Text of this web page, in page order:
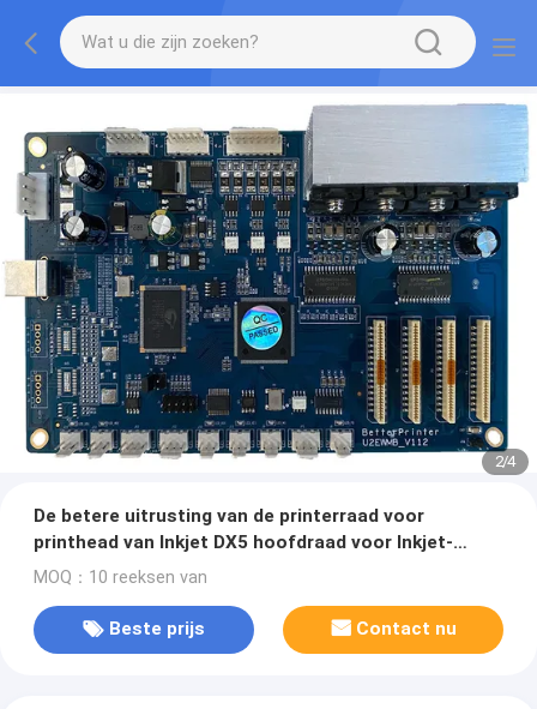
2/4
De betere uitrusting van de printerraad voor
printhead van Inkjet DX5 hoofdraad voor Inkjet-
printermuur de druk van de reclamefoto
MOQ：10 reeksen van
Beste prijs Contact nu